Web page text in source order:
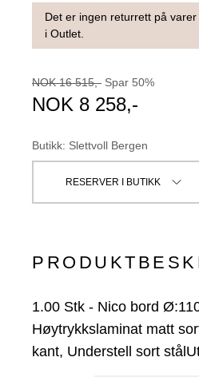
Det er ingen returrett på
i Outlet.
NOK 16 515,- Spar 50%
NOK 8 258,-
Butikk: Slettvoll Bergen
RESERVER I BUTIKK
1.00 Stk - Nico bord
Høytrykkslaminat matt
kant, Understell sort